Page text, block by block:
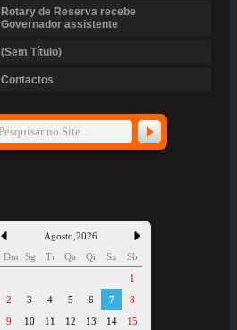
Rotary de Reserva recebe
Governador assistente
(Sem Título)
Contactos
Agosto 2026
Dm
Sg Tr Qa Qi Sx
Sb
1
2
3 4 5 6 7
8
9
10 11 12 13 14
15